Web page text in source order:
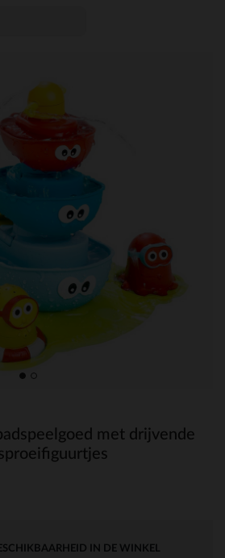
met drijvende
IN DE WINKEL